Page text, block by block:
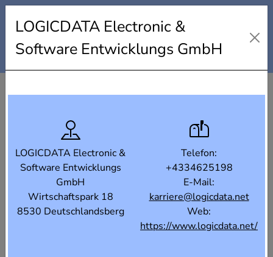
Karte Liste Filter
LOGICDATA Electronic &
Software Entwicklungs GmbH
LOGICDATA Electronic &
Software Entwicklungs
GmbH
Wirtschaftspark 18
8530 Deutschlandsberg
Telefon:
+4334625198
E-Mail:
karriere@logicdata.net
Web:
https://www.logicdata.net/